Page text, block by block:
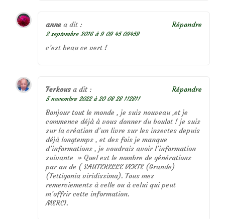
anne a dit :
2 septembre 2016 à 9 09 45 09459
c’est beau ce vert !
Répondre
Ferkous a dit :
5 novembre 2022 à 20 08 28 112811
Bonjour tout le monde , je suis nouveau ,et je
commence déjà à vous donner du boulot ! je suis
sur la création d’un livre sur les insectes depuis
déjà longtemps , et des fois je manque
d’informations , je voudrais avoir l’information
suivante » Quel est le nombre de générations
par an de ( SAUTERELLE VERTE (Grande)
(Tettigonia viridissima). Tous mes
remerciements à celle ou à celui qui peut
m’offrir cette information.
MERCI.
Répondre